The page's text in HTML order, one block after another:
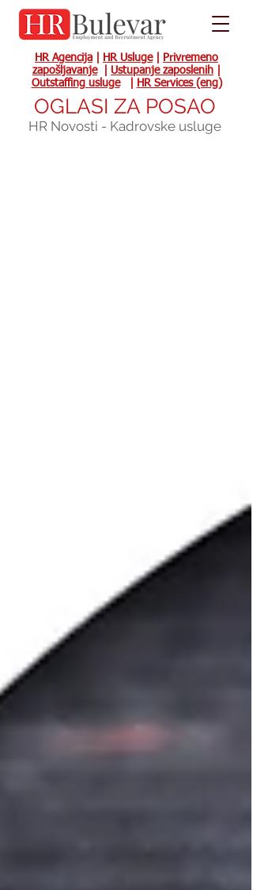
HR Agencija HR Usluge|
Privremeno
zapošljavanje| Ustupanje zaposlenih
Outstaffing usluge| HR Services (eng)
OGLASI ZA POSAO
HR Novosti - Kadrovske usluge